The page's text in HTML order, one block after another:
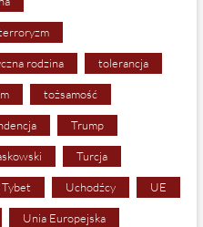
rodzina tolerancja
tożsamość
Trump
Turcja
Tybet Uchodźcy UE
Unia Europejska